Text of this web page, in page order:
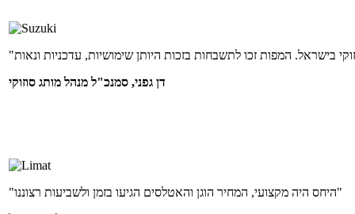
דן גפני, סמנכ"ל מנהל מותג סוזוקי
"היחס היה מקצועי, המחיר הוגן והאטלסים הגיעו בזמן ולשביעות רצוננו"